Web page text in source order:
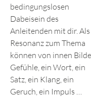
bedingungslosen
Dabeisein des
Anleitenden mit dir. Als
Resonanz zum Thema
können von innen
Gefühle, ein Wort, ein
Satz, ein Klang, ein
Geruch, ein Impuls …